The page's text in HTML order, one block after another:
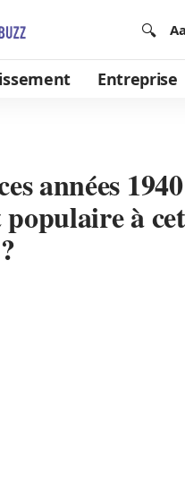
Aa
Entreprise
années
populaire à